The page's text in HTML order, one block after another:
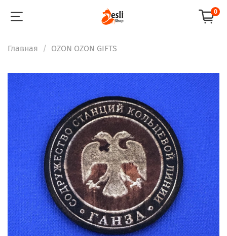
0
Главная OZON OZON GIFTS